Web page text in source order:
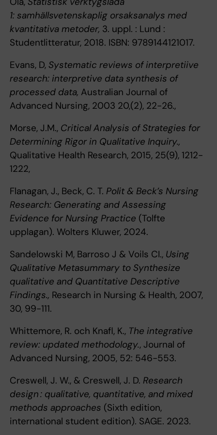
1: samhällsvetenskaplig orsaksanalys med
kvantitativa metoder, 3. uppl. : Lund :
Studentlitteratur, 2018. ISBN: 9789144121017.
Evans, D, Systematic reviews of interpretiive
research: interpretive data synthesis of
processed data, Australian Journal of
Advanced Nursing, 2003 20,(2), 22-26.,
Morse, J.M., Critical Analysis of Strategies for
Determining Rigor in Qualitative Inquiry.,
Qualitative Health Research, 2015, 25(9), 1212-
1222,
Flanagan, J., Beck, C. T. Polit & Beck’s Nursing
Research: Generating and Assessing
Evidence for Nursing Practice (Tolfte
upplagan). Wolters Kluwer, 2024.
Sandelowski M, Barroso J & Voils CI., Using
Qualitative Metasummary to Synthesize
qualitative and Quantitative Descriptive
Findings., Research in Nursing & Health, 2007,
30, 99-111.
Whittemore, R. och Knafl, K., The integrative
review: updated methodology., Journal of
Advanced Nursing, 2005, 52: 546-553.
Creswell, J. W., & Creswell, J. D. Research
design : qualitative, quantitative, and mixed
methods approaches (Sixth edition,
international student edition). SAGE. 2023.